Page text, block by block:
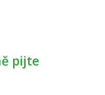
pijte